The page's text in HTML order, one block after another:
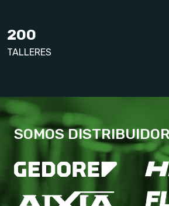
200
TALLERES
SOMOS